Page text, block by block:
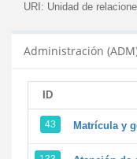
URI: Unidad de
Administración
ID
43 Matrícula y